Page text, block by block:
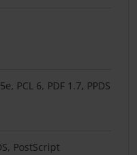
PCL 6, PDF 1.7, PPDS
PostScript